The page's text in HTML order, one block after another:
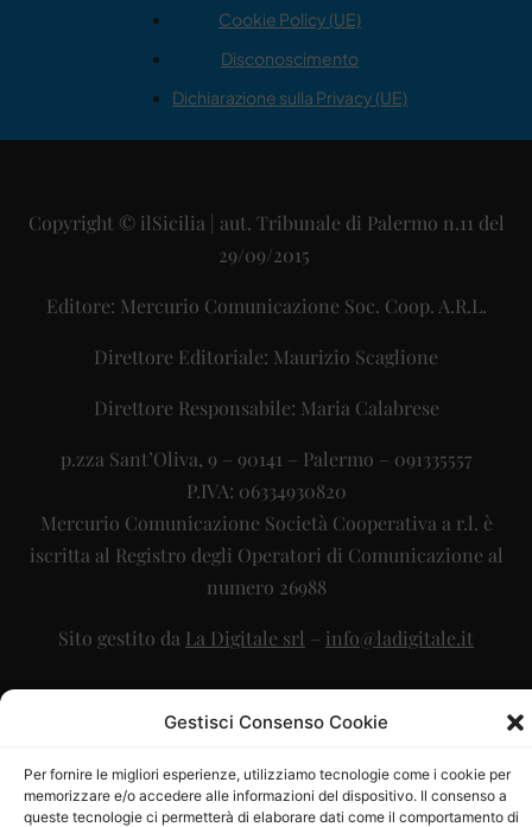
Gestisci Consenso Cookie
Per fornire le migliori esperienze, utilizziamo tecnologie come i cookie per
memorizzare e/o accedere alle informazioni del dispositivo. Il consenso a
queste tecnologie ci permetterà di elaborare dati come il comportamento di
Cookie Policy (UE)
Disconoscimento
Dichiarazione sulla Privacy (UE)
Copyright © ilSicilia | aut. Tribunale di Palermo n.11 del
29/09/2015
Editore: Mercurio Comunicazione Soc. Coop. A.R.L.
Direttore Editoriale: Maurizio Scaglione
Direttore Responsabile: Maria Calabrese
p.zza Sant’Oliva, 9 – 90141 – Palermo – 091335557
P.IVA: 06334930820
Mercurio Comunicazione Società Cooperativa a r.l. è
iscritta al Registro degli Operatori di Comunicazione al
numero 26988
Sito gestito da La Digitale srl – info@ladigitale.it